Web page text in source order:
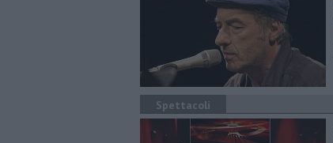
Spettacoli